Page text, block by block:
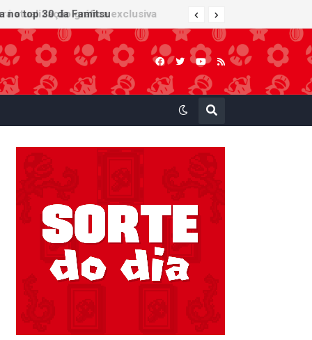
atualização gráfica exclusiva